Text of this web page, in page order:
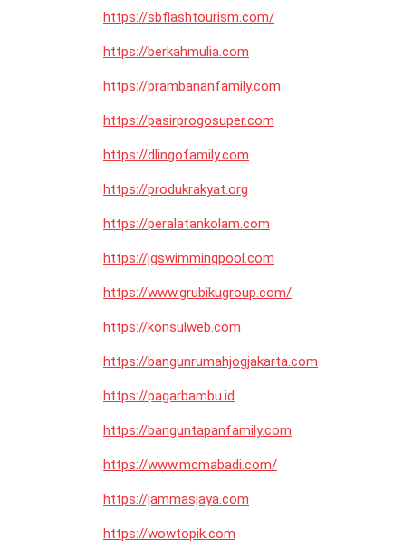
https://sbflashtourism.com/
https://berkahmulia.com
https://prambananfamily.com
https://pasirprogosuper.com
https://dlingofamily.com
https://produkrakyat.org
https://peralatankolam.com
https://jgswimmingpool.com
https://www.grubikugroup.com/
https://konsulweb.com
https://bangunrumahjogjakarta.com
https://pagarbambu.id
https://banguntapanfamily.com
https://www.mcmabadi.com/
https://jammasjaya.com
https://wowtopik.com